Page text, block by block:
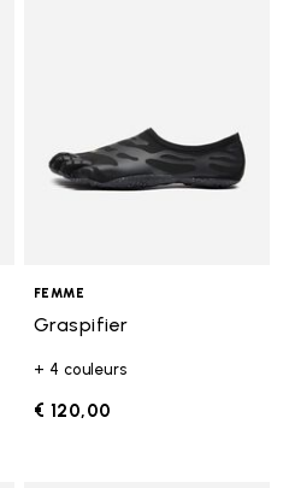
FEMME
Graspifier
+ 4 couleurs
€ 120,00